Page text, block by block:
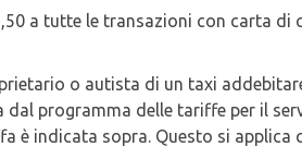
a tutte le transazioni con carta di
o autista di un taxi
programma delle tariffe per il
è indicata sopra. Questo si